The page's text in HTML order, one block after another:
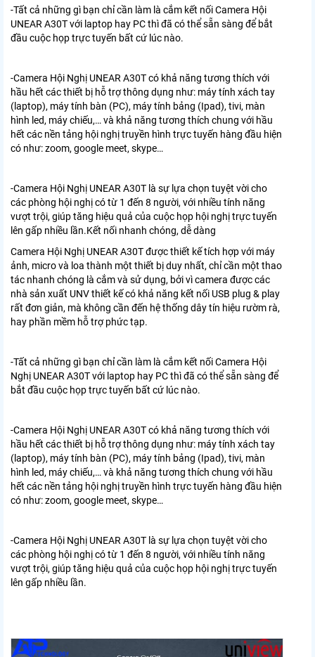
-Tất cả những gì bạn chỉ cần làm là cắm kết nối Camera Hội
UNEAR A30T với laptop hay PC thì đã có thể sẵn sàng để bắt
đầu cuộc họp trực tuyến bất cứ lúc nào.
-Camera Hội Nghị UNEAR A30T có khả năng tương thích với
hầu hết các thiết bị hỗ trợ thông dụng như: máy tính xách tay
(laptop), máy tính bàn (PC), máy tính bảng (Ipad), tivi, màn
hình led, máy chiếu,… và khả năng tương thích chung với hầu
hết các nền tảng hội nghị truyền hình trực tuyến hàng đầu hiện
có như: zoom, google meet, skype…
-Camera Hội Nghị UNEAR A30T là sự lựa chọn tuyệt vời cho
các phòng hội nghị có từ 1 đến 8 người, với nhiều tính năng
vượt trội, giúp tăng hiệu quả của cuộc họp hội nghị trực tuyến
lên gấp nhiều lần.Kết nối nhanh chóng, dễ dàng
Camera Hội Nghị UNEAR A30T được thiết kế tích hợp với máy
ảnh, micro và loa thành một thiết bị duy nhất, chỉ cần một thao
tác nhanh chóng là cắm và sử dụng, bởi vì camera được các
nhà sản xuất UNV thiết kế có khả năng kết nối USB plug & play
rất đơn giản, mà không cần đến hệ thống dây tín hiệu rườm rà,
hay phần mềm hỗ trợ phức tạp.
-Tất cả những gì bạn chỉ cần làm là cắm kết nối Camera Hội
Nghị UNEAR A30T với laptop hay PC thì đã có thể sẵn sàng để
bắt đầu cuộc họp trực tuyến bất cứ lúc nào.
-Camera Hội Nghị UNEAR A30T có khả năng tương thích với
hầu hết các thiết bị hỗ trợ thông dụng như: máy tính xách tay
(laptop), máy tính bàn (PC), máy tính bảng (Ipad), tivi, màn
hình led, máy chiếu,… và khả năng tương thích chung với hầu
hết các nền tảng hội nghị truyền hình trực tuyến hàng đầu hiện
có như: zoom, google meet, skype…
-Camera Hội Nghị UNEAR A30T là sự lựa chọn tuyệt vời cho
các phòng hội nghị có từ 1 đến 8 người, với nhiều tính năng
vượt trội, giúp tăng hiệu quả của cuộc họp hội nghị trực tuyến
lên gấp nhiều lần.